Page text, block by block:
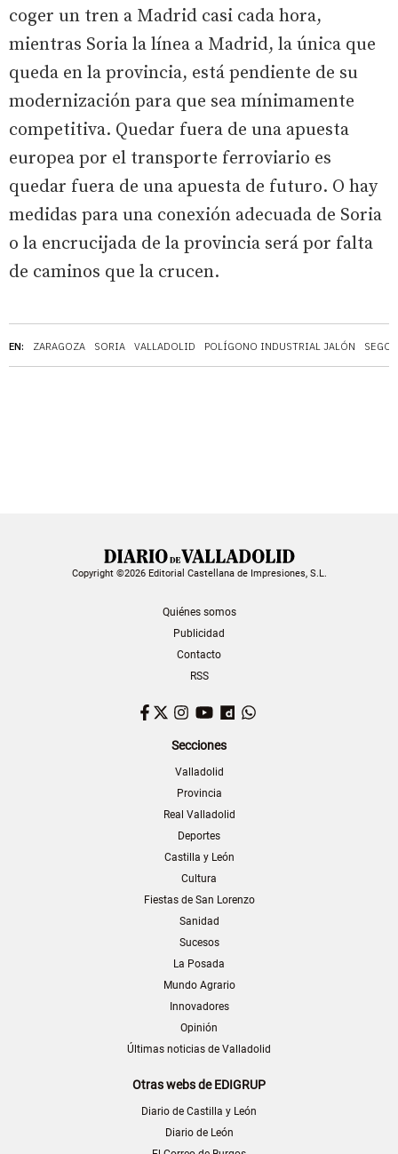
EN: ZARAGOZA SORIA VALLADOLID POLÍGONO INDUSTRIAL JALÓN
coger un tren a Madrid casi cada hora,
mientras Soria la línea a Madrid, la única que
queda en la provincia, está pendiente de su
modernización para que sea mínimamente
competitiva. Quedar fuera de una apuesta
europea por el transporte ferroviario es
quedar fuera de una apuesta de futuro. O hay
medidas para una conexión adecuada de Soria
o la encrucijada de la provincia será por falta
de caminos que la crucen.
Copyright ©2026 Editorial Castellana de Impresiones, S.L.
Quiénes somos
Publicidad
Contacto
RSS
Facebook
TwitterInstagram
YouTubeDailymotion
Secciones
Valladolid
Provincia
Real Valladolid
Deportes
Castilla y León
Cultura
Fiestas de San Lorenzo
Sanidad
Sucesos
La Posada
Mundo Agrario
Innovadores
Opinión
Últimas noticias de Valladolid
Otras webs de EDIGRUP
Diario de Castilla y León
Diario de León